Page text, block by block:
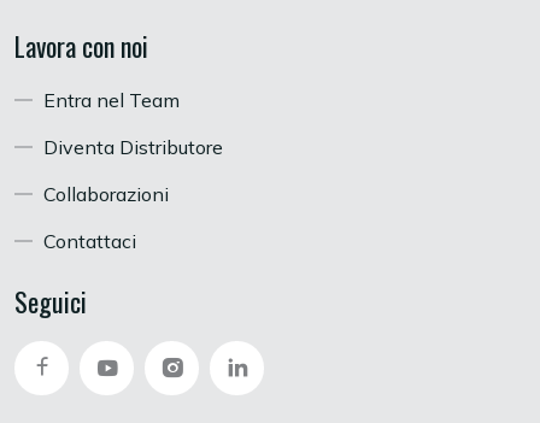
Lavora con noi
Entra nel Team
Diventa Distributore
Collaborazioni
Contattaci
Seguici